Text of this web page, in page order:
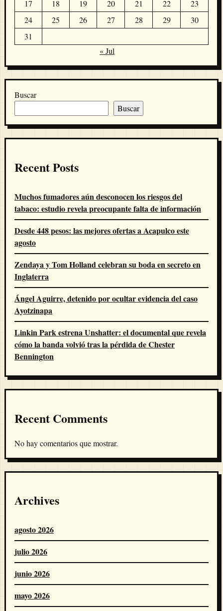
17
18 19 20 21 22
23
24
25 26 27 28 29
30
31
« Jul
Buscar
Buscar
Recent Posts
Muchos fumadores aún desconocen los riesgos del
tabaco: estudio revela preocupante falta de información
Desde 448 pesos: las mejores ofertas a Acapulco este
agosto
Zendaya y Tom Holland celebran su boda en secreto en
Inglaterra
Ángel Aguirre, detenido por ocultar evidencia del caso
Ayotzinapa
Linkin Park estrena Unshatter: el documental que revela
cómo la banda volvió tras la pérdida de Chester
Bennington
Recent Comments
No hay comentarios que mostrar.
Archives
agosto 2026
julio 2026
junio 2026
mayo 2026